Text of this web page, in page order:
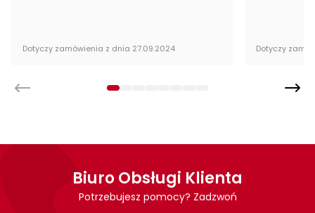
Dotyczy zamówienia z dnia 27.09.2024 Dotyczy
Biuro Obsługi Klienta
Potrzebujesz pomocy? Zadzwoń